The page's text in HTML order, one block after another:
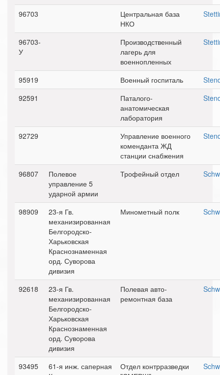
96703
Центральная база
НКО
96703-
У
Производственный
лагерь для
военнопленных
95919 Военный госпиталь
92591
Паталого-
анатомическая
лаборатория
92729
Управление военного
коменданта ЖД
станции снабжения
96807
Полевое
управление 5
ударной армии
Трофейный отдел
98909
23-я Гв.
механизированная
Белгородско-
Харьковская
Краснознаменная
орд. Суворова
дивизия
Минометный полк
92618
23-я Гв.
механизированная
Белгородско-
Харьковская
Краснознаменная
орд. Суворова
дивизия
Полевая авто-
ремонтная база
93495
61-я инж. саперная
Отдел контрразведки